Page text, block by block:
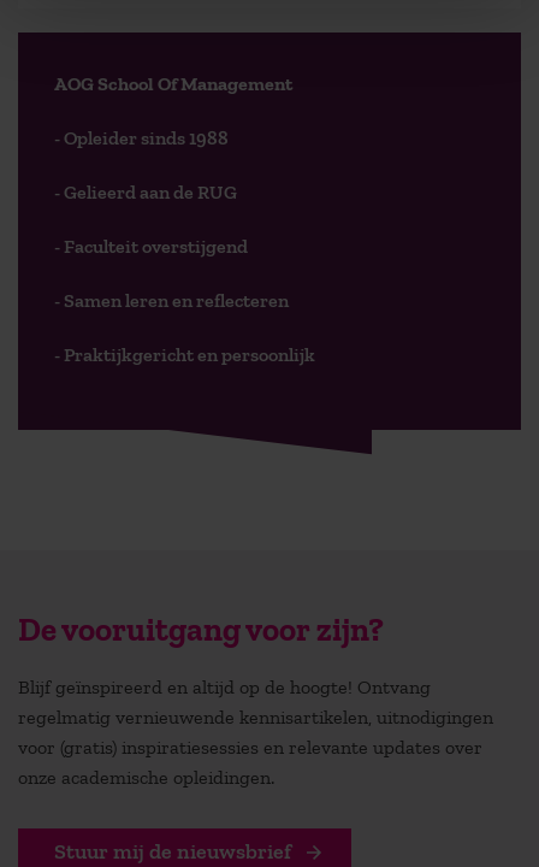
AOG School Of Management
- Opleider sinds 1988
- Gelieerd aan de RUG
- Faculteit overstijgend
- Samen leren en reflecteren
- Praktijkgericht en persoonlijk
De vooruitgang voor zijn?
Blijf geïnspireerd en altijd op de hoogte! Ontvang
regelmatig vernieuwende kennisartikelen, uitnodigingen
voor (gratis) inspiratiesessies en relevante updates over
onze academische opleidingen.
Stuur mij de nieuwsbrief